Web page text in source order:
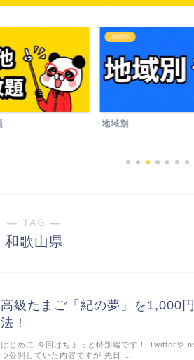
地域別
地域別
― TAG ―
和歌山県
高級たまご「紀の夢」を1,000
法！
はじめに 今回はちょっと特別編です！ Twitterや
つ公開していた内容ですが 先日 …